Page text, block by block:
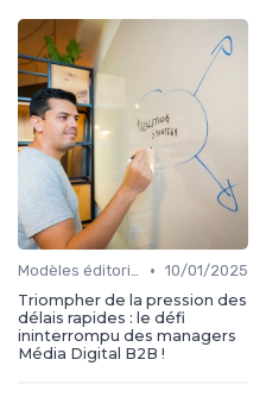
Modèles éditoriaux • 10/01/2025
Triompher de la pression des
délais rapides : le défi
ininterrompu des managers
Média Digital B2B !